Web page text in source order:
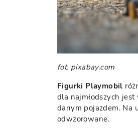
fot. pixabay.com
Figurki Playmobil
dla najmłodszych
danym pojazdem. Na
odwzorowane.